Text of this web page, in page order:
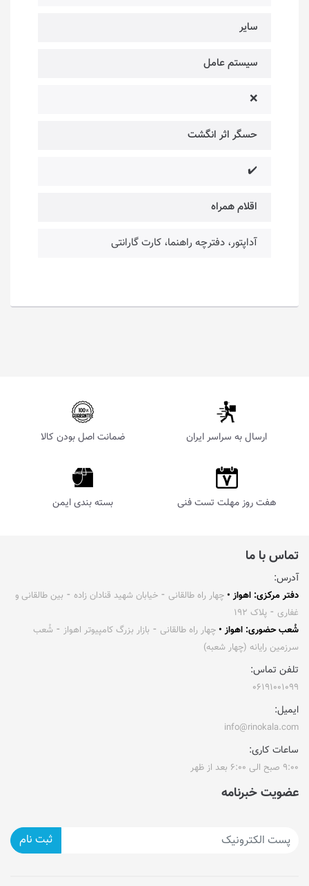
سایر
سیستم عامل
❌
حسگر اثر انگشت
✔️
اقلام همراه
آداپتور، دفترچه راهنما، کارت گارانتی
ارسال به سراسر ایران ضمانت اصل بودن کالا
هفت روز مهلت تست فنی بسته بندی ایمن
تماس با ما
آدرس:
دفتر مرکزی: اهواز • چهار راه طالقانی ⁃ خیابان شهید قنادان زاده ⁃ بین طالقانی و
غفاری ⁃ پلاک ۱۹۲
شُعب حضوری: اهواز • چهار راه طالقانی ⁃ بازار بزرگ کامپیوتر اهواز ⁃ شُعب
سرزمین رایانه (چهار شعبه)
تلفن تماس:
۰۶۱۹۱۰۰۱۰۹۹
ایمیل:
info@rinokala.com
ساعات کاری:
۹:۰۰ صبح الی ۶:۰۰ بعد از ظهر
عضویت خبرنامه
ثبت نام